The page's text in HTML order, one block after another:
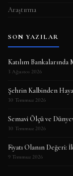
Araştırma
SON YAZILAR
Katılım
3 Ağustos 2026
Şehrin Kalbinden
30 Temmuz 2026
Semavi Ölçü ve
30 Temmuz 2026
Fiyatı Olanın Değeri:
9 Temmuz 2026